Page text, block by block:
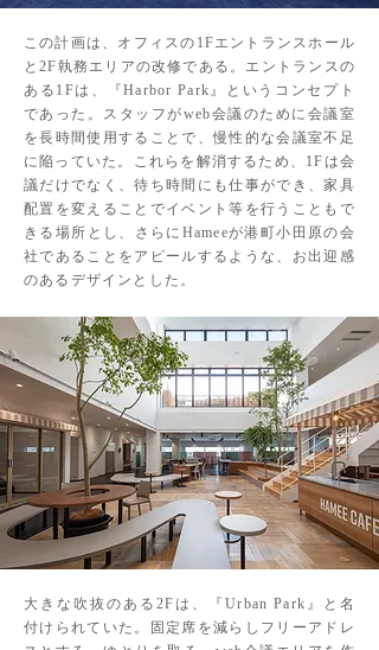
この計画は、オフィスの1Fエントランスホール
と2F執務エリアの改修である。エントランスの
ある1Fは、『Harbor Park』というコンセプト
であった。スタッフがweb会議のために会議室
を長時間使用することで、慢性的な会議室不足
に陥っていた。これらを解消するため、1Fは会
議だけでなく、待ち時間にも仕事ができ、家具
配置を変えることでイベント等を行うこともで
きる場所とし、さらにHameeが港町小田原の会
社であることをアピールするような、お出迎感
のあるデザインとした。
大きな吹抜のある2Fは、『Urban Park』と名
付けられていた。固定席を減らしフリーアドレ